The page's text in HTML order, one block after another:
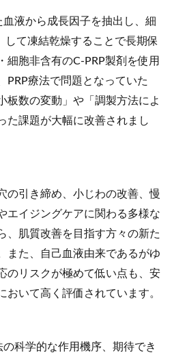
液から成長因子を抽出し、細
して凍結乾燥することで長期保
細胞非含有のC-PRP製剤を使用
PRP療法で問題となっていた
板数の変動」や「調製方法によ
た課題が大幅に改善されまし
の引き締め、小じわの改善、慢
エイジングケアに関わる多様な
、肌質改善を目指す方々の新た
また、自己血液由来であるがゆ
のリスクが極めて低い点も、安
おいて高く評価されています。
科学的な作用機序、期待でき